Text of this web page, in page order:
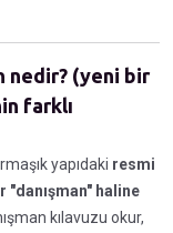
nedir? (yeni bir
farklı
yapıdaki resmi
"danışman" haline
kılavuzu okur,